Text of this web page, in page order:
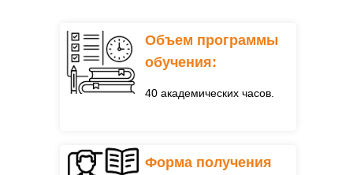
40 академических часов.
Объем программы
обучения:
Форма получения